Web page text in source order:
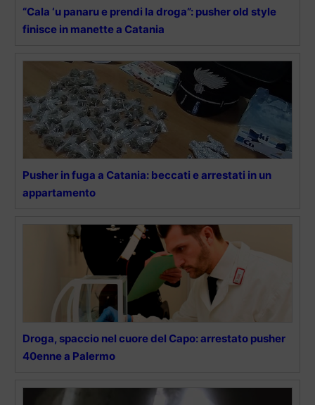
“Cala ‘u panaru e prendi la droga”: pusher old style
finisce in manette a Catania
Pusher in fuga a Catania: beccati e arrestati in un
appartamento
Droga, spaccio nel cuore del Capo: arrestato pusher
40enne a Palermo